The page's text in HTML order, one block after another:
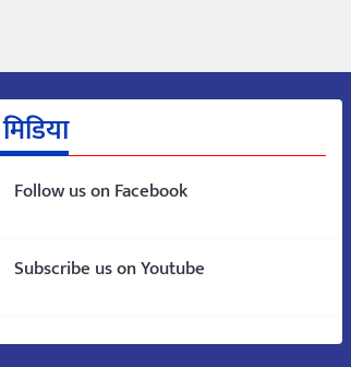
Follow us on Facebook
Subscribe us on Youtube